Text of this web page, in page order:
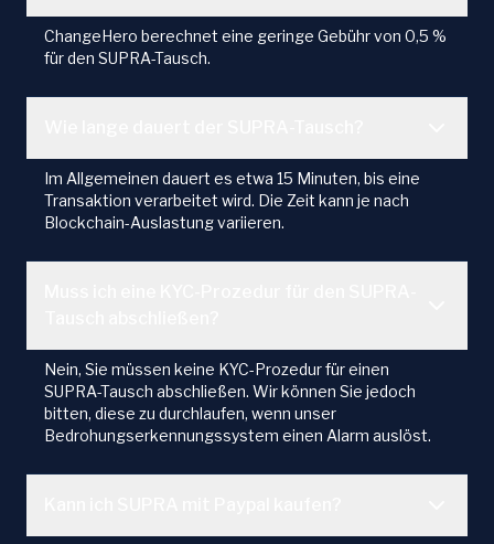
ChangeHero berechnet eine geringe Gebühr von 0,5 %
für den SUPRA-Tausch.
Im Allgemeinen dauert es etwa 15 Minuten, bis eine
Transaktion verarbeitet wird. Die Zeit kann je nach
Blockchain-Auslastung variieren.
Nein, Sie müssen keine KYC-Prozedur für einen
SUPRA-Tausch abschließen. Wir können Sie jedoch
bitten, diese zu durchlaufen, wenn unser
Bedrohungserkennungssystem einen Alarm auslöst.